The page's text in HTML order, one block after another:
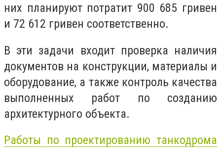
них планируют потратит 900 685 гривен
и 72 612 гривен соответственно.
В эти задачи входит проверка наличия
документов на конструкции, материалы и
оборудование, а также контроль качества
выполненных работ по созданию
архитектурного объекта.
Работы по проектированию танкодрома